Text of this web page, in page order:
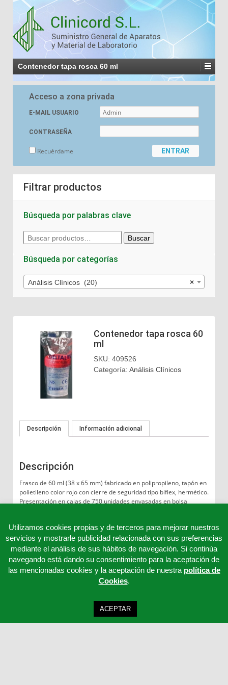
Contenedor tapa rosca 60 ml
Acceso a zona privada
E-MAIL USUARIO
CONTRASEÑA
Recuérdame
Filtrar productos
Búsqueda por palabras clave
Buscar
por:
Buscar
Búsqueda por categorías
×
Análisis Clínicos (20)
Contenedor tapa rosca 60
ml
SKU:409526
Categoría:Análisis Clínicos
Descripción Información adicional
Descripción
Frasco de 60 ml (38 x 65 mm) fabricado en polipropileno, tapón en
polietileno color rojo con cierre de seguridad tipo biflex, hermético.
Presentación en cajas de 750 unidades envasadas en bolsa
Utilizamos cookies propias y de terceros para mejorar nuestros
servicios y mostrarle publicidad relacionada con sus preferencias
mediante el análisis de sus hábitos de navegación. Si continúa
navegando está dando su consentimiento para la aceptación de
las mencionadas cookies y la aceptación de nuestra política de
Cookies.
ACEPTAR